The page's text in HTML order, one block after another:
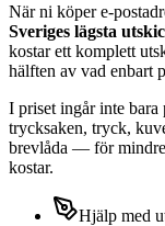
När ni köper e-
Sveriges lägsta
kostar ett komplett
hälften av vad enbart
I priset ingår inte
trycksaken, tryck,
brevlåda — för mindre
kostar.
Hjälp med